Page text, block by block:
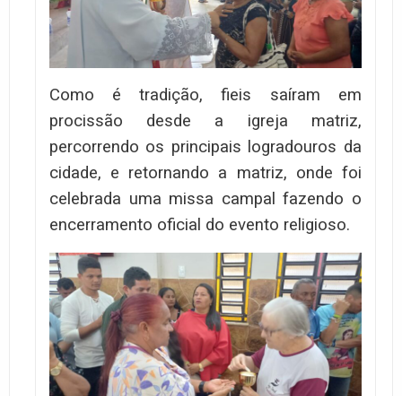
Como é tradição, fieis saíram em
procissão desde a igreja matriz,
percorrendo os principais logradouros da
cidade, e retornando a matriz, onde foi
celebrada uma missa campal fazendo o
encerramento oficial do evento religioso.